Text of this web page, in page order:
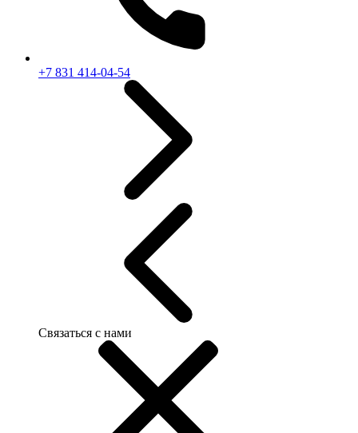
+7 831 414-04-54
Связаться с нами